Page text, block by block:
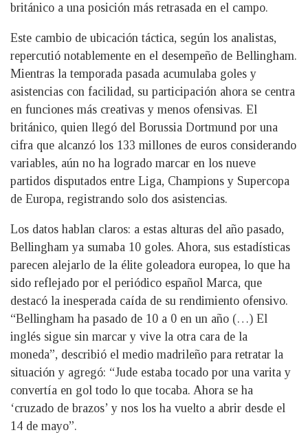
británico a una posición más retrasada en el campo.
Este cambio de ubicación táctica, según los analistas,
repercutió notablemente en el desempeño de Bellingham.
Mientras la temporada pasada acumulaba goles y
asistencias con facilidad, su participación ahora se centra
en funciones más creativas y menos ofensivas. El
británico, quien llegó del Borussia Dortmund por una
cifra que alcanzó los 133 millones de euros considerando
variables, aún no ha logrado marcar en los nueve
partidos disputados entre Liga, Champions y Supercopa
de Europa, registrando solo dos asistencias.
Los datos hablan claros: a estas alturas del año pasado,
Bellingham ya sumaba 10 goles. Ahora, sus estadísticas
parecen alejarlo de la élite goleadora europea, lo que ha
sido reflejado por el periódico español Marca, que
destacó la inesperada caída de su rendimiento ofensivo.
“Bellingham ha pasado de 10 a 0 en un año (…) El
inglés sigue sin marcar y vive la otra cara de la
moneda”, describió el medio madrileño para retratar la
situación y agregó: “Jude estaba tocado por una varita y
convertía en gol todo lo que tocaba. Ahora se ha
‘cruzado de brazos’ y nos los ha vuelto a abrir desde el
14 de mayo”.